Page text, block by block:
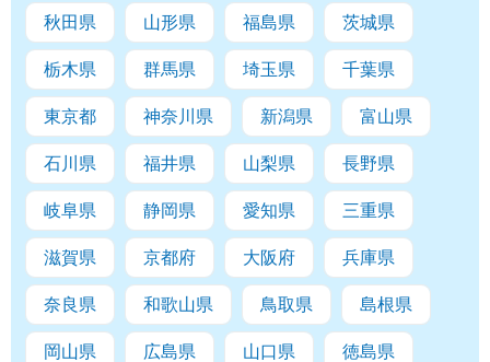
秋田県 山形県 福島県 茨城県
栃木県 群馬県 埼玉県 千葉県
東京都 神奈川県 新潟県 富山県
石川県 福井県 山梨県 長野県
岐阜県 静岡県 愛知県 三重県
滋賀県 京都府 大阪府 兵庫県
奈良県 和歌山県 鳥取県 島根県
岡山県 広島県 山口県 徳島県